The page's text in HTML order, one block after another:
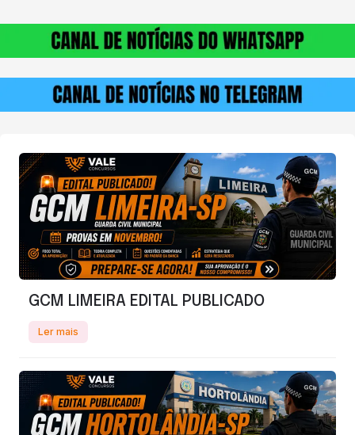
GCM LIMEIRA EDITAL PUBLICADO
Ler mais